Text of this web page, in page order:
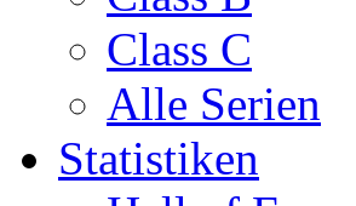
Class C
Alle Serien
Statistiken